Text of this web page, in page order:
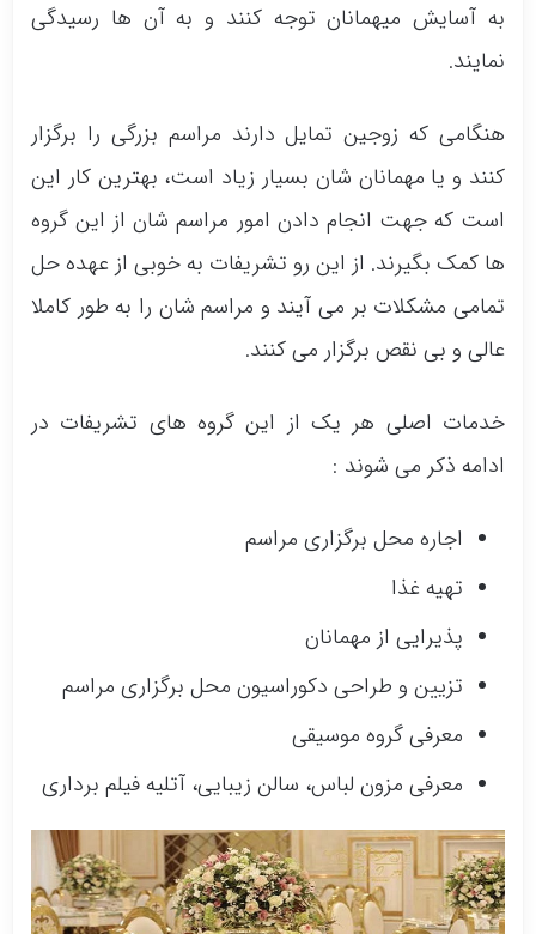
به آسایش میهمانان توجه کنند و به آن ها رسیدگی
نمایند.
هنگامی که زوجین تمایل دارند مراسم بزرگی را برگزار
کنند و یا مهمانان شان بسیار زیاد است، بهترین کار این
است که جهت انجام دادن امور مراسم شان از این گروه
ها کمک بگیرند. از این رو تشریفات به خوبی از عهده حل
تمامی مشکلات بر می آیند و مراسم شان را به طور کاملا
عالی و بی نقص برگزار می کنند.
خدمات اصلی هر یک از این گروه های تشریفات در
ادامه ذکر می شوند :
اجاره محل برگزاری مراسم
تهیه غذا
پذیرایی از مهمانان
تزیین و طراحی دکوراسیون محل برگزاری مراسم
معرفی گروه موسیقی
معرفی مزون لباس، سالن زیبایی، آتلیه فیلم برداری